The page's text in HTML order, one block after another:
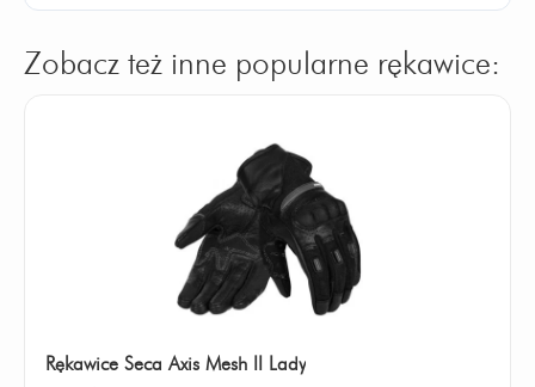
Zobacz też inne popularne rękawice:
Rękawice Seca Axis Mesh II Lady